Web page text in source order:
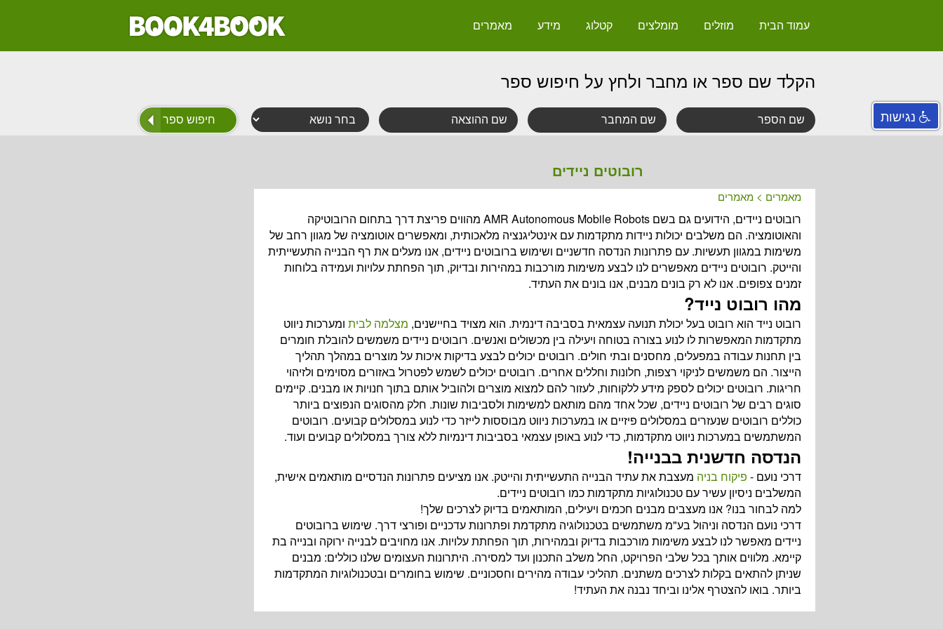
עמוד הבית מוזלים מומלצים קטלוג מידע מאמרים
הקלד שם ספר או מחבר ולחץ על חיפוש ספר
רובוטים ניידים
מאמרים > מאמרים
רובוטים ניידים, הידועים גם בשם AMR Autonomous Mobile Robots מהווים פריצת דרך בתחום הרובוטיקה
והאוטומציה. הם משלבים יכולות ניידות מתקדמות עם אינטליגנציה מלאכותית, ומאפשרים אוטומציה של מגוון רחב של
משימות במגוון תעשיות. עם פתרונות הנדסה חדשניים ושימוש ברובוטים ניידים, אנו מעלים את רף הבנייה התעשייתית
והייטק. רובוטים ניידים מאפשרים לנו לבצע משימות מורכבות במהירות ובדיוק, תוך הפחתת עלויות ועמידה בלוחות
זמנים צפופים. אנו לא רק בונים מבנים, אנו בונים את העתיד.
מהו רובוט נייד?
רובוט נייד הוא רובוט בעל יכולת תנועה עצמאית בסביבה דינמית. הוא מצויד בחיישנים, מצלמה לבית ומערכות ניווט
מתקדמות המאפשרות לו לנוע בצורה בטוחה ויעילה בין מכשולים ואנשים. רובוטים ניידים משמשים להובלת חומרים
בין תחנות עבודה במפעלים, מחסנים ובתי חולים. רובוטים יכולים לבצע בדיקות איכות על מוצרים במהלך תהליך
הייצור. הם משמשים לניקוי רצפות, חלונות וחללים אחרים. רובוטים יכולים לשמש לפטרול באזורים מסוימים ולזיהוי
חריגות. רובוטים יכולים לספק מידע ללקוחות, לעזור להם למצוא מוצרים ולהוביל אותם בתוך חנויות או מבנים. קיימים
סוגים רבים של רובוטים ניידים, שכל אחד מהם מותאם למשימות ולסביבות שונות. חלק מהסוגים הנפוצים ביותר
כוללים רובוטים שנעזרים במסלולים פיזיים או במערכות ניווט מבוססות לייזר כדי לנוע במסלולים קבועים. רובוטים
המשתמשים במערכות ניווט מתקדמות, כדי לנוע באופן עצמאי בסביבות דינמיות ללא צורך במסלולים קבועים ועוד.
הנדסה חדשנית בבנייה!
דרכי נועם - פיקוח בניה מעצבת את עתיד הבנייה התעשייתית והייטק. אנו מציעים פתרונות הנדסיים מותאמים אישית,
המשלבים ניסיון עשיר עם טכנולוגיות מתקדמות כמו רובוטים ניידים.
למה לבחור בנו? אנו מעצבים מבנים חכמים ויעילים, המותאמים בדיוק לצרכים שלך!
דרכי נועם הנדסה וניהול בע"מ משתמשים בטכנולוגיה מתקדמת ופתרונות עדכניים ופורצי דרך. שימוש ברובוטים
ניידים מאפשר לנו לבצע משימות מורכבות בדיוק ובמהירות, תוך הפחתת עלויות. אנו מחויבים לבנייה ירוקה ובנייה בת
קיימא. מלווים אותך בכל שלבי הפרויקט, החל משלב התכנון ועד למסירה. היתרונות העצומים שלנו כוללים: מבנים
שניתן להתאים בקלות לצרכים משתנים. תהליכי עבודה מהירים וחסכוניים. שימוש בחומרים ובטכנולוגיות המתקדמות
ביותר. בואו להצטרף אלינו וביחד נבנה את העתיד!
נגישות